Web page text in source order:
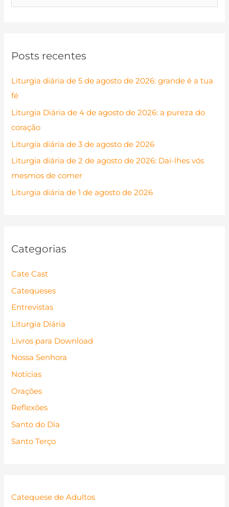
u
r
p
o
r
:
Posts recentes
Liturgia diária de 5 de agosto de 2026: grande é a tua
fé
Liturgia Diária de 4 de agosto de 2026: a pureza do
coração
Liturgia diária de 3 de agosto de 2026
Liturgia diária de 2 de agosto de 2026: Dai-lhes vós
mesmos de comer
Liturgia diária de 1 de agosto de 2026
Categorias
Cate Cast
Catequeses
Entrevistas
Liturgia Diária
Livros para Download
Nossa Senhora
Notícias
Orações
Reflexões
Santo do Dia
Santo Terço
Catequese de Adultos